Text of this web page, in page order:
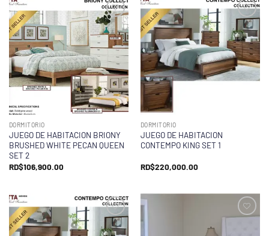
DORMITORIO
JUEGO DE HABITACION BRIONY
BRUSHED WHITE PECAN QUEEN
SET 2
RD$106,900.00
DORMITORIO
JUEGO DE HABITACION
CONTEMPO KING SET 1
RD$220,000.00